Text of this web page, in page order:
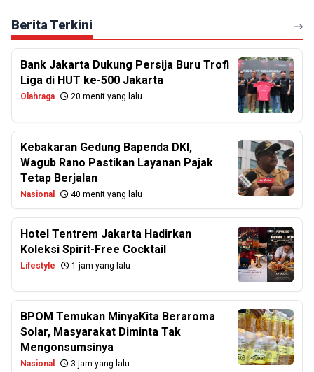
Berita Terkini
Bank Jakarta Dukung Persija Buru Trofi
Liga di HUT ke-500 Jakarta
Olahraga 20 menit yang lalu
Kebakaran Gedung Bapenda DKI,
Wagub Rano Pastikan Layanan Pajak
Tetap Berjalan
Nasional 40 menit yang lalu
Hotel Tentrem Jakarta Hadirkan
Koleksi Spirit-Free Cocktail
Lifestyle 1 jam yang lalu
BPOM Temukan MinyaKita Beraroma
Solar, Masyarakat Diminta Tak
Mengonsumsinya
Nasional 3 jam yang lalu